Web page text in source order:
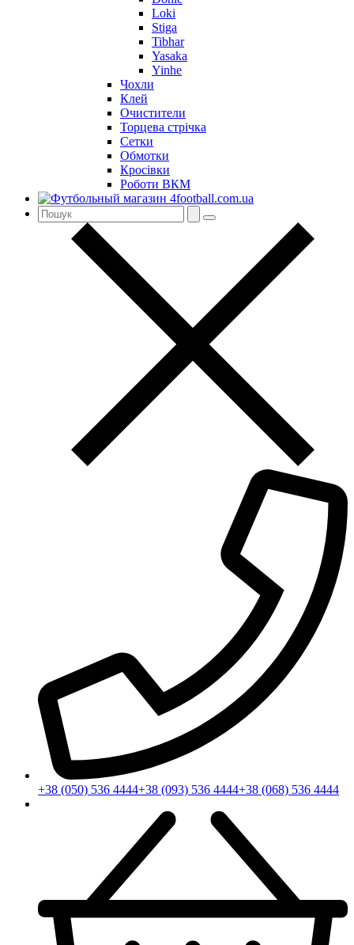
Loki
Stiga
Tibhar
Yasaka
Yinhe
Чохли
Клей
Очистители
Торцева стрічка
Сетки
Обмотки
Кросівки
Роботи ВКМ
+38 (050) 536 4444+38 (093) 536 4444+38 (068) 536 4444